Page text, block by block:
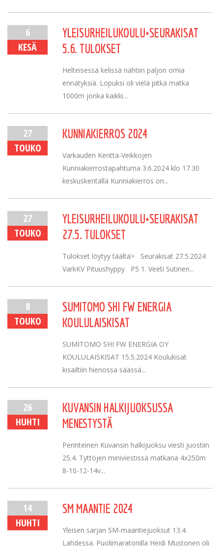
6
KESÄ
YLEISURHEILUKOULU+SEURAKISAT
5.6. TULOKSET
Helteisessä kelissä nähtiin paljon omia
ennätyksiä. Lopuksi oli vielä pitkä matka
1000m jonka kaikki...
27
TOUKO
KUNNIAKIERROS 2024
Varkauden Kenttä-Veikkojen
Kunniakierrostapahtuma 3.6.2024 klo 17.30
keskuskentällä Kunniakierros on...
27
TOUKO
YLEISURHEILUKOULU+SEURAKISAT
27.5. TULOKSET
Tulokset löytyy täältä> Seurakisat 27.5.2024
VarkKV Pituushyppy P5 1. Veeti Sutinen...
8
TOUKO
SUMITOMO SHI FW ENERGIA
KOULULAISKISAT
SUMITOMO SHI FW ENERGIA OY
KOULULAISKISAT 15.5.2024 Koulukisat
kisailtiin hienossa säässä...
26
HUHTI
KUVANSIN HALKIJUOKSUSSA
MENESTYSTÄ
Perinteinen Kuvansin halkijuoksu viesti juostiin
25.4. Tyttöjen miniviestissä matkana 4x250m
8-10-12-14v...
14
HUHTI
SM MAANTIE 2024
Yleisen sarjan SM-maantiejuoksut 13.4.
Lahdessa. Puolimaratonilla Heidi Mustonen oli